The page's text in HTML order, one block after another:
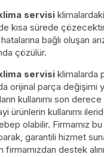
servisi klimalardaki
kısa sürede
bağlı oluşan
çözülür.
servisi klimalarda
orijinal parça değişimi
kullanımı son derece
ürünlerin kullanımı
olabilir. Firmamız
garantili hizmet
firmamızdan destek